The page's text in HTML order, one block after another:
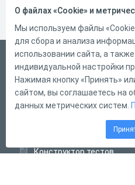
Русский
Справка
Форма обратной связи
Конструктор тестов
О файлах «Cookie» и
Мы используем файлы
для сбора и анализа
использовании сайта, а
индивидуальной настройки
Нажимая кнопку «Принять»
сайтом, вы соглашаетесь на
данных метрических систем.